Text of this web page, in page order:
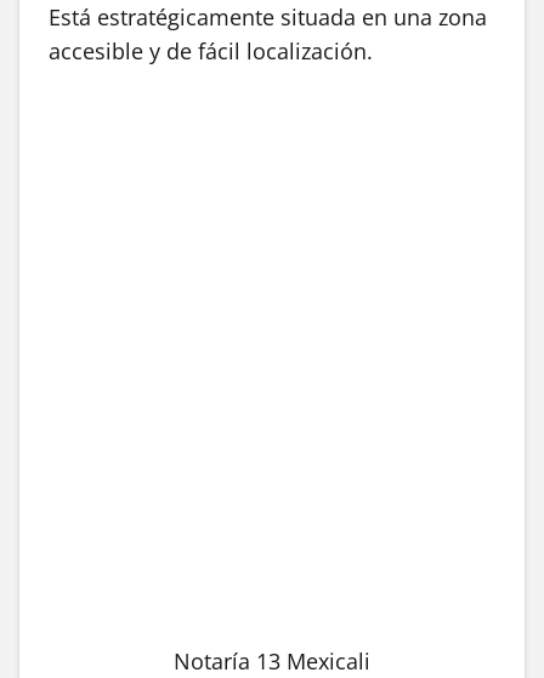
Está estratégicamente situada en una zona
accesible y de fácil localización.
Notaría 13 Mexicali